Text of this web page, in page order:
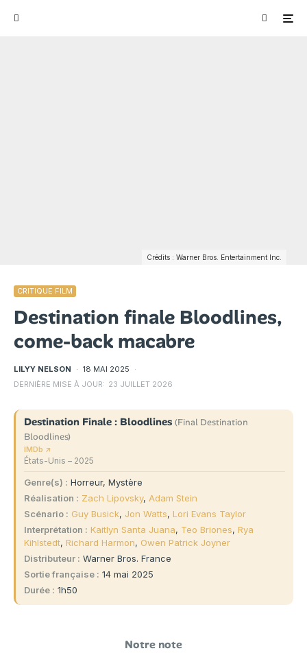
Crédits : Warner Bros. Entertainment Inc.
CRITIQUE FILM
Destination finale Bloodlines,
come-back macabre
LILYY NELSON · 18 MAI 2025
·
DERNIÈRE MISE À JOUR: 23 JUILLET 2026
Destination Finale : Bloodlines (Final Destination
Bloodlines)
IMDb ↗
États-Unis – 2025
Genre(s)
Horreur, Mystère
Réalisation
Zach Lipovsky, Adam Stein
Scénario
Guy Busick, Jon Watts, Lori Evans Taylor
Interprétation
Kaitlyn Santa Juana, Teo Briones, Rya
Kihlstedt, Richard Harmon, Owen Patrick Joyner
Distributeur
Warner Bros. France
Sortie française
14 mai 2025
Durée
1h50